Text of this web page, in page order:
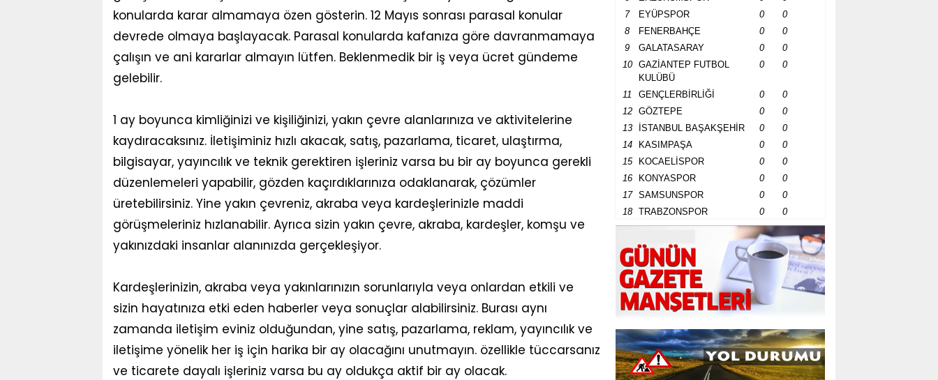
konularda karar almamaya özen gösterin. 12 Mayıs sonrası parasal konular
devrede olmaya başlayacak. Parasal konularda kafanıza göre davranmamaya
çalışın ve ani kararlar almayın lütfen. Beklenmedik bir iş veya ücret gündeme
gelebilir.
1 ay boyunca kimliğinizi ve kişiliğinizi, yakın çevre alanlarınıza ve aktivitelerine
kaydıracaksınız. İletişiminiz hızlı akacak, satış, pazarlama, ticaret, ulaştırma,
bilgisayar, yayıncılık ve teknik gerektiren işleriniz varsa bu bir ay boyunca gerekli
düzenlemeleri yapabilir, gözden kaçırdıklarınıza odaklanarak, çözümler
üretebilirsiniz. Yine yakın çevreniz, akraba veya kardeşlerinizle maddi
görüşmeleriniz hızlanabilir. Ayrıca sizin yakın çevre, akraba, kardeşler, komşu ve
yakınızdaki insanlar alanınızda gerçekleşiyor.
Kardeşlerinizin, akraba veya yakınlarınızın sorunlarıyla veya onlardan etkili ve
sizin hayatınıza etki eden haberler veya sonuçlar alabilirsiniz. Burası aynı
zamanda iletişim eviniz olduğundan, yine satış, pazarlama, reklam, yayıncılık ve
iletişime yönelik her iş için harika bir ay olacağını unutmayın. özellikle tüccarsanız
ve ticarete dayalı işleriniz varsa bu ay oldukça aktif bir ay olacak.
7
EYÜPSPOR 0
0
8
FENERBAHÇE 0
0
9
GALATASARAY 0
0
10
GAZİANTEP FUTBOL
KULÜBÜ
0 0
11 GENÇLERBİRLİĞİ 0
0
12
GÖZTEPE 0
0
13
İSTANBUL BAŞAKŞEHİR 0
0
14
KASIMPAŞA 0
0
15
KOCAELİSPOR 0
0
16
KONYASPOR 0
0
17
SAMSUNSPOR 0
0
18
TRABZONSPOR 0 0